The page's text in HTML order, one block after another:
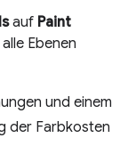
auf Paint
Ebenen
und einem
der Farbkosten